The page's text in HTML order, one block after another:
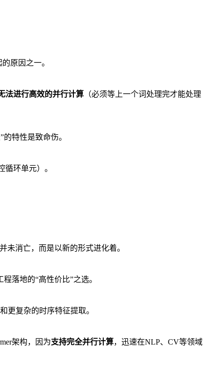
原因之一。
法进行高效的并行计算 （必须等上一个词处理完才能处理
特性是致命伤。
环单元）。
未消亡，而是以新的形式进化着。
落地的“高性价比”之选。
更复杂的时序特征提取。
架构，因为支持完全并行计算，迅速在NLP、CV等领域